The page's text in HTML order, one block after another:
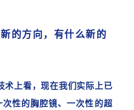
的方向，有什么新的
术上看，现在我们实际上已
性的胸腔镜、一次性的超